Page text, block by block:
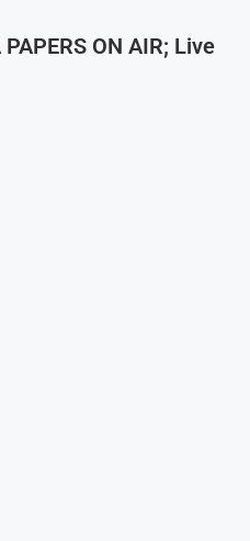
ON AIR; Live